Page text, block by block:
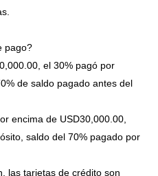
pago?
el 30% pagó por
de saldo pagado antes del
encima de USD30,000.00,
saldo del 70% pagado por
las tarjetas de crédito son